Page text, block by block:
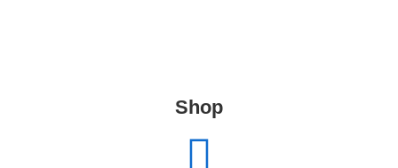
Shop